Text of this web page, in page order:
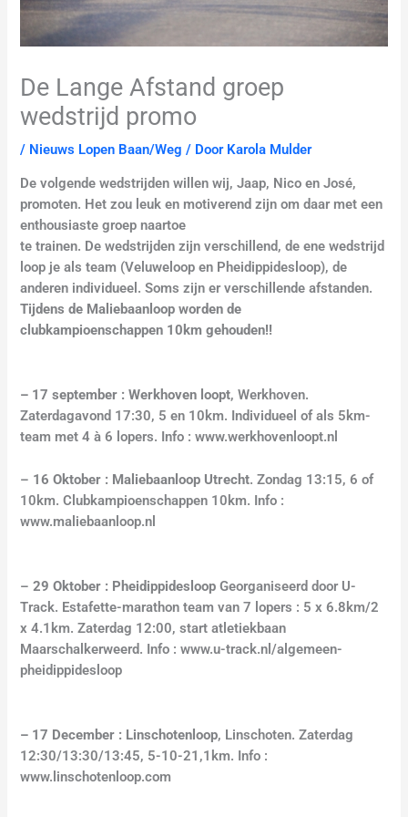
De Lange Afstand groep
wedstrijd promo
/ Nieuws Lopen Baan/Weg / Door Karola Mulder
De volgende wedstrijden willen wij, Jaap, Nico en José,
promoten. Het zou leuk en motiverend zijn om daar met een
enthousiaste groep naartoe
te trainen. De wedstrijden zijn verschillend, de ene wedstrijd
loop je als team (Veluweloop en Pheidippidesloop), de
anderen individueel. Soms zijn er verschillende afstanden.
Tijdens de Maliebaanloop worden de
clubkampioenschappen 10km gehouden!!
– 17 september : Werkhoven loopt, Werkhoven.
Zaterdagavond 17:30, 5 en 10km. Individueel of als 5km-
team met 4 à 6 lopers. Info : www.werkhovenloopt.nl
– 16 Oktober : Maliebaanloop Utrecht. Zondag 13:15, 6 of
10km. Clubkampioenschappen 10km. Info :
www.maliebaanloop.nl
–29 Oktober : Pheidippidesloop Georganiseerd door U-
Track. Estafette-marathon team van 7 lopers : 5 x 6.8km/2
x 4.1km. Zaterdag 12:00, start atletiekbaan
Maarschalkerweerd. Info : www.u-track.nl/algemeen-
pheidippidesloop
– 17 December : Linschotenloop, Linschoten. Zaterdag
12:30/13:30/13:45, 5-10-21,1km. Info :
www.linschotenloop.com